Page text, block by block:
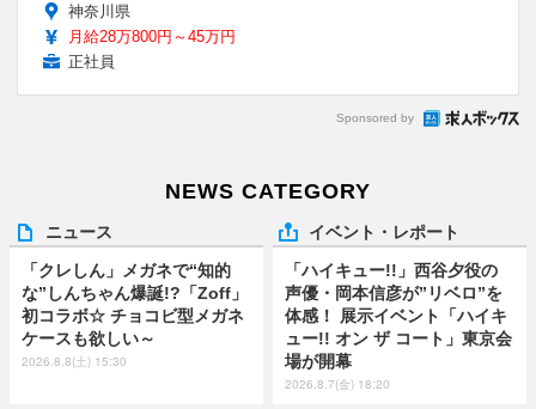
神奈川県
月給28万800円～45万円
正社員
Sponsored by
NEWS CATEGORY
ニュース
「クレしん」メガネで“知的
な”しんちゃん爆誕!?「Zoff」
初コラボ☆ チョコビ型メガネ
ケースも欲しい～
2026.8.8(土) 15:30
イベント・レポート
「ハイキュー!!」西谷夕役の
声優・岡本信彦が”リベロ”を
体感！ 展示イベント「ハイキ
ュー!! オン ザ コート」東京会
場が開幕
2026.8.7(金) 18:20